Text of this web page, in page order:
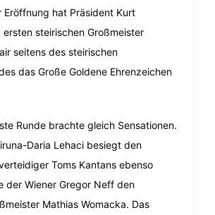
Eröffnung hat Präsident Kurt
steirischen Großmeister
seitens des steirischen
das Große Goldene Ehrenzeichen
Runde brachte gleich Sensationen.
Daria Lehaci besiegt den
Toms Kantans ebenso
der Wiener Gregor Neff den
Mathias Womacka. Das